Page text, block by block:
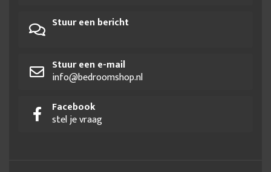
Stuur een bericht
Stuur een e-mail
info@bedroomshop.nl
Facebook
stel je vraag